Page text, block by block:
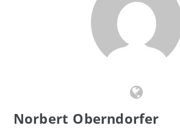
Norbert Oberndorfer